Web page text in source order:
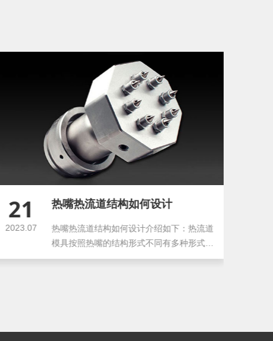
21
2023.07
热嘴热流道结构如何设计
热嘴热流道结构如何设计介绍如下：热流道
模具按照热嘴的结构形式不同有多种形式，
类型均大同小异，但各个厂...